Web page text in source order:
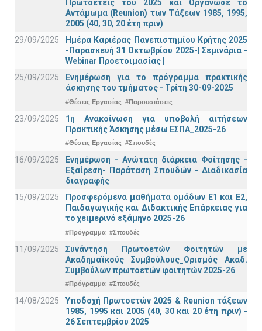
Πρωτοετείς του 2025 και Οργάνωσε το
Αντάμωμα (Reunion) των Τάξεων 1985, 1995,
2005 (40, 30, 20 έτη πριν)
29/09/2025
Ημέρα Καριέρας Πανεπιστημίου Κρήτης 2025
-Παρασκευή 31 Οκτωβρίου 2025-| Σεμινάρια -
Webinar Προετοιμασίας |
25/09/2025
Ενημέρωση για το πρόγραμμα πρακτικής
άσκησης του τμήματος - Τρίτη 30-09-2025
#Θέσεις Εργασίας #Παρουσιάσεις
23/09/2025
1η Ανακοίνωση για υποβολή αιτήσεων
Πρακτικής Άσκησης μέσω ΕΣΠΑ_2025-26
#Θέσεις Εργασίας #Σπουδές
16/09/2025
Ενημέρωση - Ανώτατη διάρκεια Φοίτησης -
Εξαίρεση- Παράταση Σπουδών - Διαδικασία
διαγραφής
15/09/2025
Προσφερόμενα μαθήματα ομάδων Ε1 και Ε2,
Παιδαγωγικής και Διδακτικής Επάρκειας για
το χειμερινό εξάμηνο 2025-26
#Πρόγραμμα #Σπουδές
11/09/2025
Συνάντηση Πρωτοετών Φοιτητών με
Ακαδημαϊκούς Συμβούλους_Ορισμός Ακαδ.
Συμβούλων πρωτοετών φοιτητών 2025-26
#Πρόγραμμα #Σπουδές
14/08/2025
Υποδοχή Πρωτοετών 2025 & Reunion τάξεων
1985, 1995 και 2005 (40, 30 και 20 έτη πριν) -
26 Σεπτεμβρίου 2025